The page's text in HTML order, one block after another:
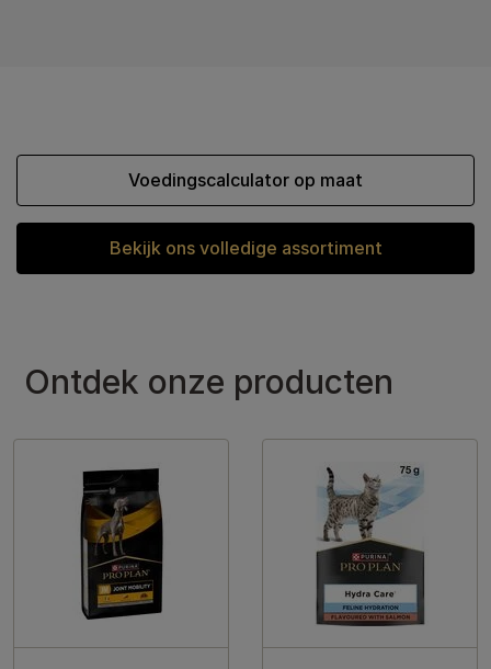
Bekijk ons volledige assortiment
Voedingscalculator op maat
Ontdek onze producten